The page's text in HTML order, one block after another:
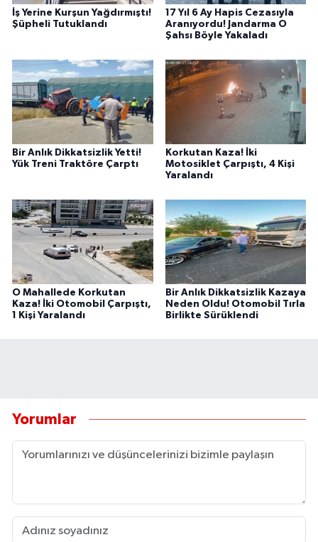
İş Yerine Kurşun Yağdırmıştı!
Şüpheli Tutuklandı
17 Yıl 6 Ay Hapis Cezasıyla
Aranıyordu! Jandarma O
Şahsı Böyle Yakaladı
Bir Anlık Dikkatsizlik Yetti!
Yük Treni Traktöre Çarptı
Korkutan Kaza! İki
Motosiklet Çarpıştı, 4 Kişi
Yaralandı
O Mahallede Korkutan
Kaza! İki Otomobil Çarpıştı,
1 Kişi Yaralandı
Bir Anlık Dikkatsizlik Kazaya
Neden Oldu! Otomobil Tırla
Birlikte Sürüklendi
Yorumlar